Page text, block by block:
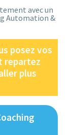
avec un
Automation &
posez vos
repartez
plus